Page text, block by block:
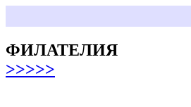
ФИЛАТЕЛИЯ
>>>>>